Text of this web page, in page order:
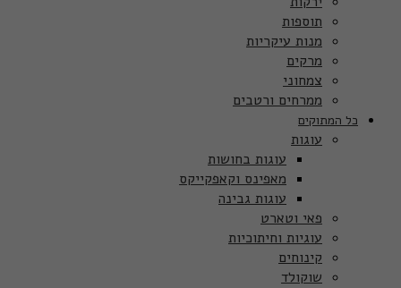
תוספות
מנות עיקריות
מרקים
צמחוני
ממרחים ורטבים
כל המתוקים
עוגות
עוגות בחושות
מאפינס וקאפקייקס
עוגות גבינה
פאי וטארט
עוגיות וחיתוכיות
קינוחים
שוקולד